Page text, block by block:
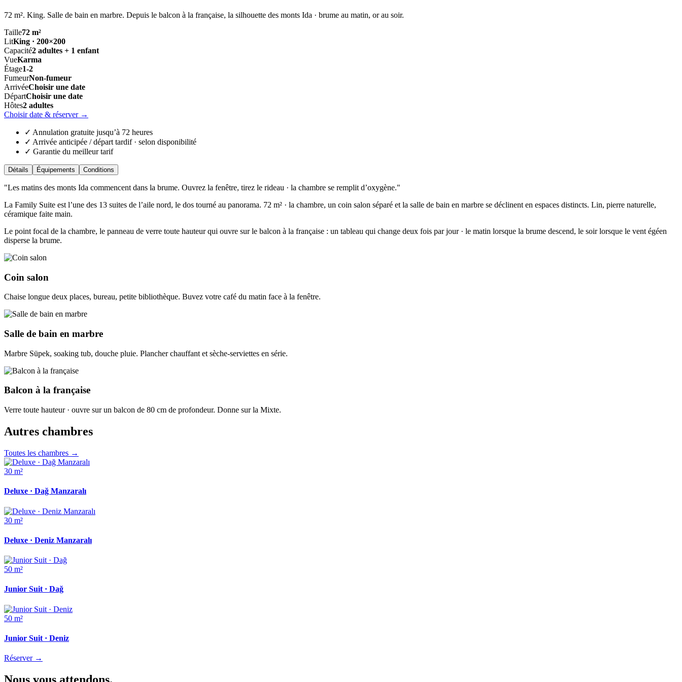
72 m². King. Salle de bain en marbre. Depuis le balcon à la française, la silhouette des monts Ida · brume au matin, or au soir.
Taille72 m²
LitKing · 200×200
Capacité2 adultes + 1 enfant
VueKarma
Étage1-2
FumeurNon-fumeur
ArrivéeChoisir une date
DépartChoisir une date
Hôtes2 adultes
Choisir date & réserver →
✓ Annulation gratuite jusqu’à 72 heures
✓ Arrivée anticipée / départ tardif · selon disponibilité
✓ Garantie du meilleur tarif
Détails Équipements Conditions
"Les matins des monts Ida commencent dans la brume. Ouvrez la fenêtre, tirez le rideau · la chambre se remplit d’oxygène."
La Family Suite est l’une des 13 suites de l’aile nord, le dos tourné au panorama. 72 m² · la chambre, un coin salon séparé et la salle de bain en marbre se déclinent en espaces distincts. Lin, pierre naturelle,
céramique faite main.
Le point focal de la chambre, le panneau de verre toute hauteur qui ouvre sur le balcon à la française : un tableau qui change deux fois par jour · le matin lorsque la brume descend, le soir lorsque le vent égéen
disperse la brume.
Coin salon
Chaise longue deux places, bureau, petite bibliothèque. Buvez votre café du matin face à la fenêtre.
Salle de bain en marbre
Marbre Süpek, soaking tub, douche pluie. Plancher chauffant et sèche-serviettes en série.
Balcon à la française
Verre toute hauteur · ouvre sur un balcon de 80 cm de profondeur. Donne sur la Mixte.
Autres chambres
Toutes les chambres →
30 m²
Deluxe · Dağ Manzaralı
30 m²
Deluxe · Deniz Manzaralı
50 m²
Junior Suit · Dağ
50 m²
Junior Suit · Deniz
Réserver →